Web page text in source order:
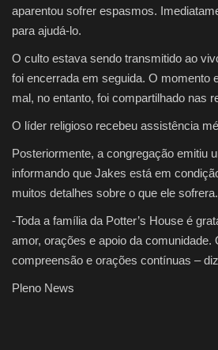
aparentou sofrer espasmos.
para ajudá-lo.
O culto estava sendo transmitido ao
foi encerrada em seguida. O momento
mal, no entanto, foi compartilhado nas
O líder religioso recebeu assistência
Posteriormente, a congregação emitiu
informando que Jakes está em
muitos detalhes sobre o que ele sofrera.
-Toda a família da Potter’s House é
amor, orações e apoio da comunidade.
compreensão e orações contínuas –
Pleno News